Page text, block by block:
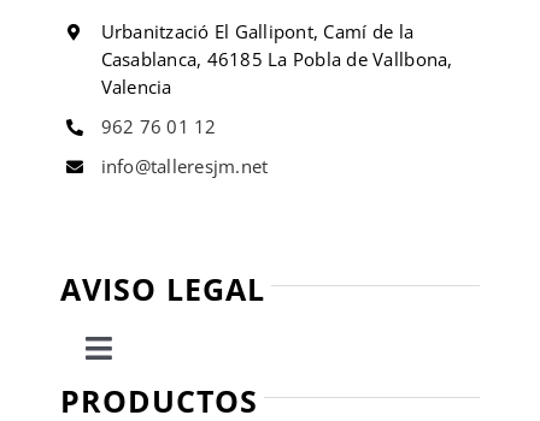
Urbanització El Gallipont, Camí de la
Casablanca, 46185 La Pobla de Vallbona,
Valencia
962 76 01 12
info@talleresjm.net
AVISO LEGAL
Toggle
Política de privacidad
PRODUCTOS